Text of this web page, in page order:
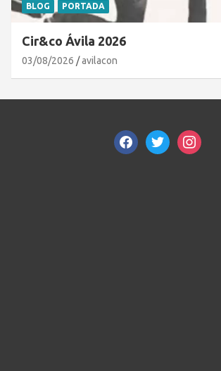
BLOG PORTADA
Cir&co Ávila 2026
03/08/2026 avilacon
facebooktwitterinstagram